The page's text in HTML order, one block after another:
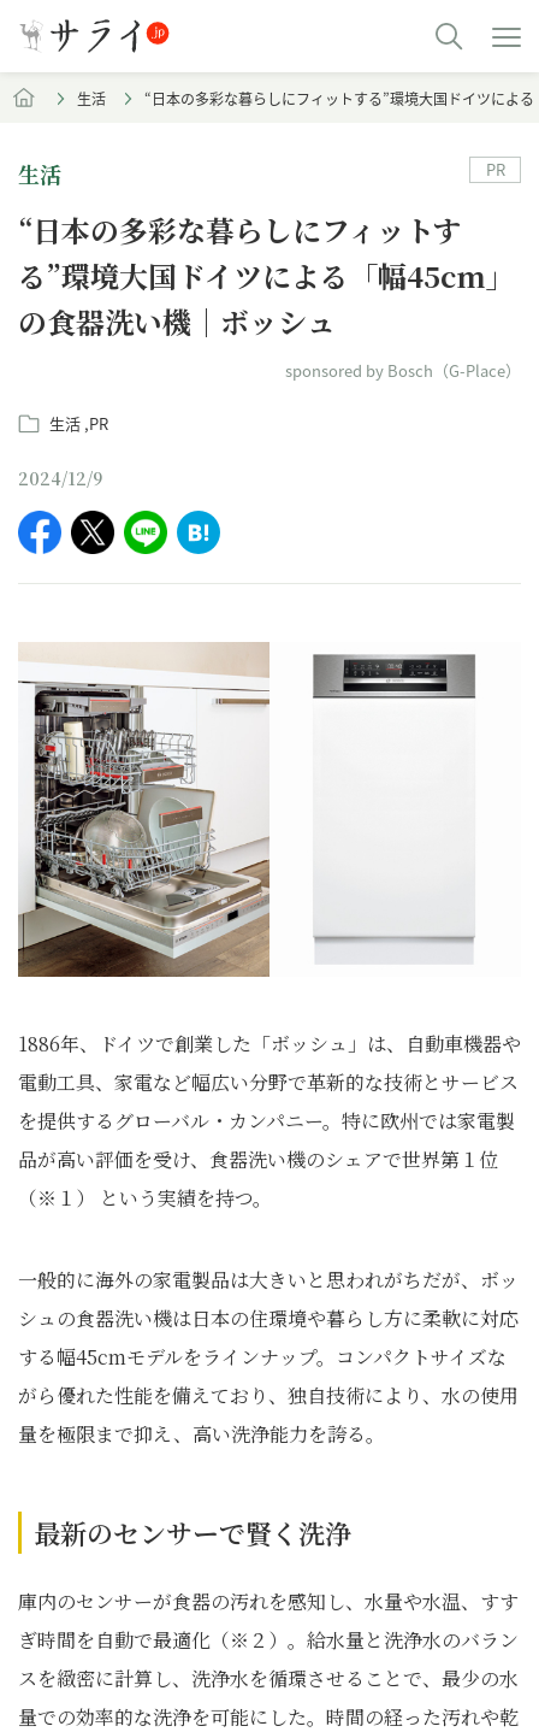
生活 “日本の多彩な暮らしにフィットする”環境大国ドイツによ
生活
“日本の多彩な暮らしにフィットす
る”環境大国ドイツによる「幅45cm」
の食器洗い機｜ボッシュ
sponsored by Bosch（G-Place）
生活 PR
2024/12/9
PR
1886年、ドイツで創業した「ボッシュ」は、自動車機器や
電動工具、家電など幅広い分野で革新的な技術とサービス
を提供するグローバル・カンパニー。特に欧州では家電製
品が高い評価を受け、食器洗い機のシェアで世界第１位
（※１） という実績を持つ。
一般的に海外の家電製品は大きいと思われがちだが、ボッ
シュの食器洗い機は日本の住環境や暮らし方に柔軟に対応
する幅45cmモデルをラインナップ。コンパクトサイズな
がら優れた性能を備えており、独自技術により、水の使用
量を極限まで抑え、高い洗浄能力を誇る。
最新のセンサーで賢く洗浄
庫内のセンサーが食器の汚れを感知し、水量や水温、すす
ぎ時間を自動で最適化（※２）。給水量と洗浄水のバラン
スを緻密に計算し、洗浄水を循環させることで、最少の水
量での効率的な洗浄を可能にした。時間の経った汚れや乾